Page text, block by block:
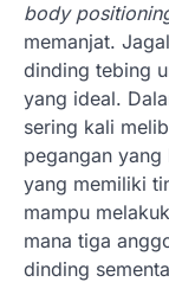
body
memanjat.
dinding tebing
yang ideal.
sering kali
pegangan
yang memiliki
mampu
mana tiga
dinding